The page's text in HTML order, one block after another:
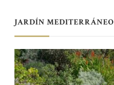
JARDÍN MEDITERRÁNEO